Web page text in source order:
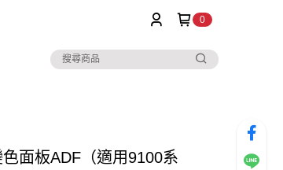
0
面板ADF（適用9100系